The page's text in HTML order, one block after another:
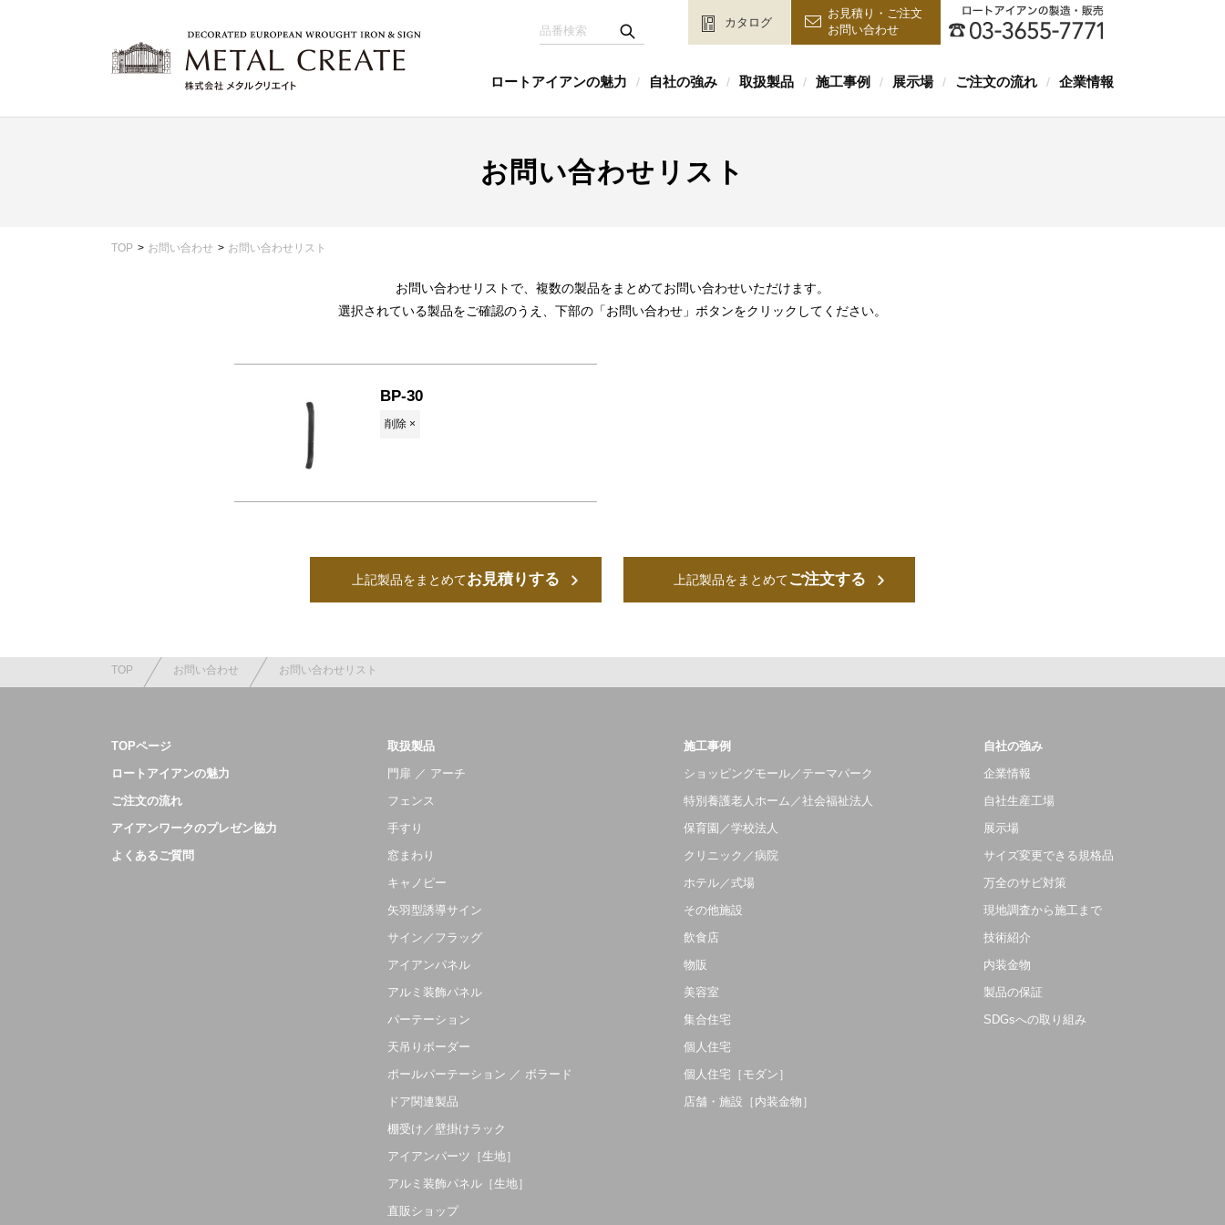
カタログ
お見積り・ご注文
お問い合わせ
ロートアイアンの魅力 / 自社の強み / 取扱製品 / 施工事例 / 展示場 / ご注文の流れ / 企業情報
お問い合わせリスト
TOP お問い合わせ お問い合わせリスト
お問い合わせリストで、複数の製品をまとめてお問い合わせいただけます。
選択されている製品をご確認のうえ、下部の「お問い合わせ」ボタンをクリックしてください。
BP-30
削除 ×
上記製品をまとめてお見積りする 上記製品をまとめてご注文する
TOP お問い合わせ お問い合わせリスト
TOPページ
ロートアイアンの魅力
ご注文の流れ
アイアンワークのプレゼン協力
よくあるご質問
取扱製品
門扉 ／ アーチ
フェンス
手すり
窓まわり
キャノピー
矢羽型誘導サイン
サイン／フラッグ
アイアンパネル
アルミ装飾パネル
パーテーション
天吊りボーダー
ポールパーテーション ／ ボラード
ドア関連製品
棚受け／壁掛けラック
アイアンパーツ［生地］
アルミ装飾パネル［生地］
直販ショップ
施工事例
ショッピングモール／テーマパーク
特別養護老人ホーム／社会福祉法人
保育園／学校法人
クリニック／病院
ホテル／式場
その他施設
飲食店
物販
美容室
集合住宅
個人住宅
個人住宅［モダン］
店舗・施設［内装金物］
自社の強み
企業情報
自社生産工場
展示場
サイズ変更できる規格品
万全のサビ対策
現地調査から施工まで
技術紹介
内装金物
製品の保証
SDGsへの取り組み